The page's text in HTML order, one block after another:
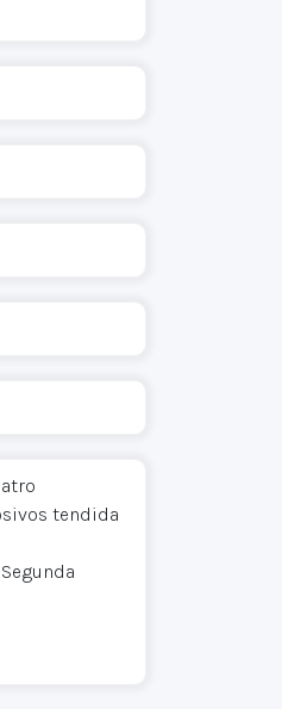
tendida